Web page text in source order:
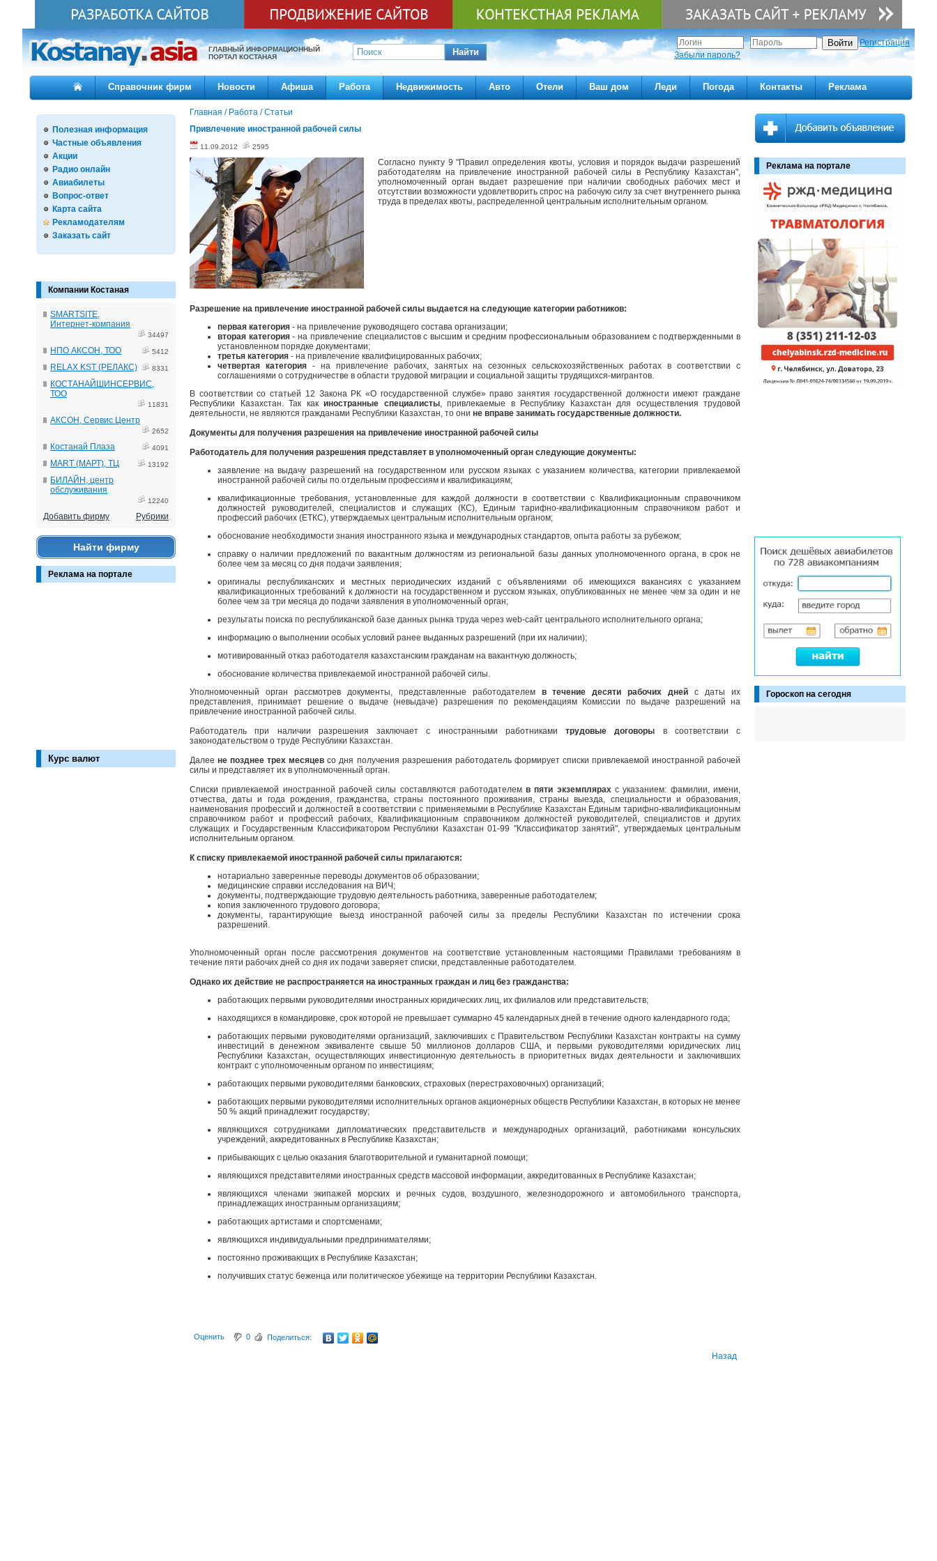
ГЛАВНЫЙ ИНФОРМАЦИОННЫЙ
ПОРТАЛ КОСТАНАЯ
Найти
Регистрация
Забыли пароль?
Справочник фирм Новости Афиша Работа Недвижимость Авто Отели Ваш дом Леди Погода Контакты Реклама
Полезная информация
Частные объявления
Акции
Радио онлайн
Авиабилеты
Вопрос-ответ
Карта сайта
Рекламодателям
Заказать сайт
Компании Костаная
SMARTSITE,
Интернет-компания
34497
НПО АКСОН, ТОО 5412
RELAX KST (РЕЛАКС) 8331
КОСТАНАЙШИНСЕРВИС,
ТОО
11831
АКСОН, Сервис Центр
2652
Костанай Плаза 4091
MART (МАРТ), ТЦ 13192
БИЛАЙН, центр
обслуживания
12240
Добавить фирму Рубрики
Найти фирму
Реклама на портале
Курс валют
Главная / Работа /Статьи
Привлечение иностранной рабочей силы
11.09.2012 2595
Согласно пункту 9 "Правил определения квоты, условия и порядок выдачи разрешений
работодателям на привлечение иностранной рабочей силы в Республику Казахстан",
уполномоченный орган выдает разрешение при наличии свободных рабочих мест и
отсутствии возможности удовлетворить спрос на рабочую силу за счет внутреннего рынка
труда в пределах квоты, распределенной центральным исполнительным органом.
Разрешение на привлечение иностранной рабочей силы выдается на следующие категории работников:
первая категория - на привлечение руководящего состава организации;
вторая категория- на привлечение специалистов с высшим и средним профессиональным образованием с подтвержденными в
установленном порядке документами;
третья категория - на привлечение квалифицированных рабочих;
четвертая категория- на привлечение рабочих, занятых на сезонных сельскохозяйственных работах в соответствии с
соглашениями о сотрудничестве в области трудовой миграции и социальной защиты трудящихся-мигрантов.
В соответствии со статьей 12 Закона РК «О государственной службе» право занятия государственной должности имеют граждане
Республики Казахстан. Так как иностранные специалисты, привлекаемые в Республику Казахстан для осуществления трудовой
деятельности, не являются гражданами Республики Казахстан, то они не вправе занимать государственные должности.
Документы для получения разрешения на привлечение иностранной рабочей силы
Работодатель для получения разрешения представляет в уполномоченный орган следующие документы:
заявление на выдачу разрешений на государственном или русском языках с указанием количества, категории привлекаемой
иностранной рабочей силы по отдельным профессиям и квалификациям;
квалификационные требования, установленные для каждой должности в соответствии с Квалификационным справочником
должностей руководителей, специалистов и служащих (КС), Единым тарифно-квалификационным справочником работ и
профессий рабочих (ЕТКС), утверждаемых центральным исполнительным органом;
обоснование необходимости знания иностранного языка и международных стандартов, опыта работы за рубежом;
справку о наличии предложений по вакантным должностям из региональной базы данных уполномоченного органа, в срок не
более чем за месяц со дня подачи заявления;
оригиналы республиканских и местных периодических изданий с объявлениями об имеющихся вакансиях с указанием
квалификационных требований к должности на государственном и русском языках, опубликованных не менее чем за один и не
более чем за три месяца до подачи заявления в уполномоченный орган;
результаты поиска по республиканской базе данных рынка труда через web-сайт центрального исполнительного органа;
информацию о выполнении особых условий ранее выданных разрешений (при их наличии);
мотивированный отказ работодателя казахстанским гражданам на вакантную должность;
обоснование количества привлекаемой иностранной рабочей силы.
Уполномоченный орган рассмотрев документы, представленные работодателем в течение десяти рабочих дней с даты их
представления, принимает решение о выдаче (невыдаче) разрешения по рекомендациям Комиссии по выдаче разрешений на
привлечение иностранной рабочей силы.
Работодатель при наличии разрешения заключает с иностранными работниками трудовые договоры в соответствии с
законодательством о труде Республики Казахстан.
Далеене позднее трех месяцев со дня получения разрешения работодатель формирует списки привлекаемой иностранной рабочей
силы и представляет их в уполномоченный орган.
Списки привлекаемой иностранной рабочей силы составляются работодателемв пяти экземплярахс указанием: фамилии, имени,
отчества, даты и года рождения, гражданства, страны постоянного проживания, страны выезда, специальности и образования,
наименования профессий и должностей в соответствии с применяемыми в Республике Казахстан Единым тарифно-квалификационным
справочником работ и профессий рабочих, Квалификационным справочником должностей руководителей, специалистов и других
служащих и Государственным Классификатором Республики Казахстан 01-99 "Классификатор занятий", утверждаемых центральным
исполнительным органом.
К списку привлекаемой иностранной рабочей силы прилагаются:
нотариально заверенные переводы документов об образовании;
медицинские справки исследования на ВИЧ;
документы, подтверждающие трудовую деятельность работника, заверенные работодателем;
копия заключенного трудового договора;
документы, гарантирующие выезд иностранной рабочей силы за пределы Республики Казахстан по истечении срока
разрешений.
Уполномоченный орган после рассмотрения документов на соответствие установленным настоящими Правилами требованиям в
течение пяти рабочих дней со дня их подачи заверяет списки, представленные работодателем.
Однако их действие не распространяется на иностранных граждан и лиц без гражданства:
работающих первыми руководителями иностранных юридических лиц, их филиалов или представительств;
находящихся в командировке, срок которой не превышает суммарно 45 календарных дней в течение одного календарного года;
работающих первыми руководителями организаций, заключивших с Правительством Республики Казахстан контракты на сумму
инвестиций в денежном эквиваленте свыше 50 миллионов долларов США, и первыми руководителями юридических лиц
Республики Казахстан, осуществляющих инвестиционную деятельность в приоритетных видах деятельности и заключивших
контракт с уполномоченным органом по инвестициям;
работающих первыми руководителями банковских, страховых (перестраховочных) организаций;
работающих первыми руководителями исполнительных органов акционерных обществ Республики Казахстан, в которых не менее
50 % акций принадлежит государству;
являющихся сотрудниками дипломатических представительств и международных организаций, работниками консульских
учреждений, аккредитованных в Республике Казахстан;
прибывающих с целью оказания благотворительной и гуманитарной помощи;
являющихся представителями иностранных средств массовой информации, аккредитованных в Республике Казахстан;
являющихся членами экипажей морских и речных судов, воздушного, железнодорожного и автомобильного транспорта,
принадлежащих иностранным организациям;
работающих артистами и спортсменами;
являющихся индивидуальными предпринимателями;
постоянно проживающих в Республике Казахстан;
получивших статус беженца или политическое убежище на территории Республики Казахстан.
Оценить 0 Поделиться:
Назад
Реклама на портале
Гороскоп на сегодня